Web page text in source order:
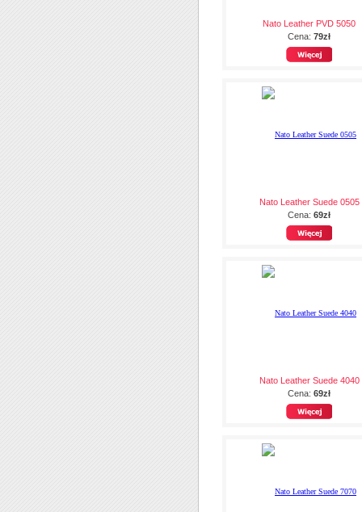
Nato Leather PVD 5050
Cena: 79zł
Nato Leather Suede 0505
Cena: 69zł
Nato Leather Suede 4040
Cena: 69zł